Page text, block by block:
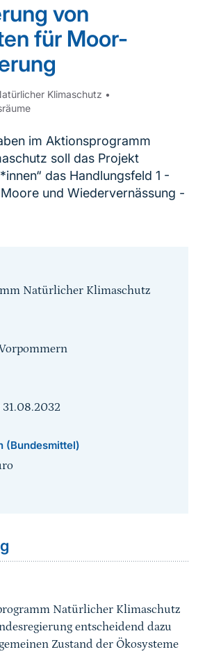
von
für Moor-
Klimaschutz •
im Aktionsprogramm
soll das Projekt
das Handlungsfeld 1 -
und Wiedervernässung -
Natürlicher Klimaschutz
31.08.2032
(Bundesmittel)
Natürlicher Klimaschutz
entscheidend dazu
Zustand der Ökosysteme